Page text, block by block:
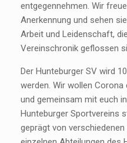
entgegennehmen. Wir
Anerkennung und sehen
Arbeit und Leidenschaft,
Vereinschronik geflossen
Der Hunteburger SV wird
werden. Wir wollen
und gemeinsam mit euch
Hunteburger Sportvereins
geprägt von